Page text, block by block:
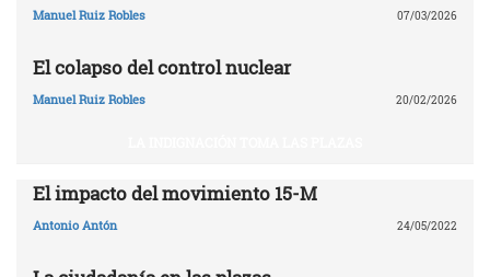
Manuel Ruiz Robles 07/03/2026
El colapso del control nuclear
Manuel Ruiz Robles 20/02/2026
El impacto del movimiento 15-M
Antonio Antón 24/05/2022